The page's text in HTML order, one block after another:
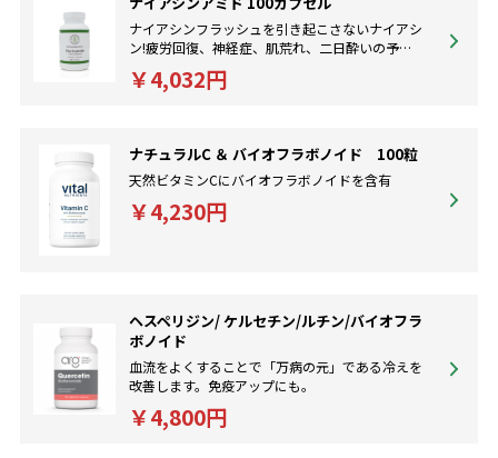
ナイアシンフラッシュを引き起こさないナイアシ
ン!疲労回復、神経症、肌荒れ、二日酔いの予
防、冷え性改善！
￥4,032円
ナチュラルC ＆ バイオフラボノイド 100粒
天然ビタミンCにバイオフラボノイドを含有
￥4,230円
ヘスペリジン/ ケルセチン/ルチン/バイオフラ
ボノイド
血流をよくすることで「万病の元」である冷えを
改善します。免疫アップにも。
￥4,800円